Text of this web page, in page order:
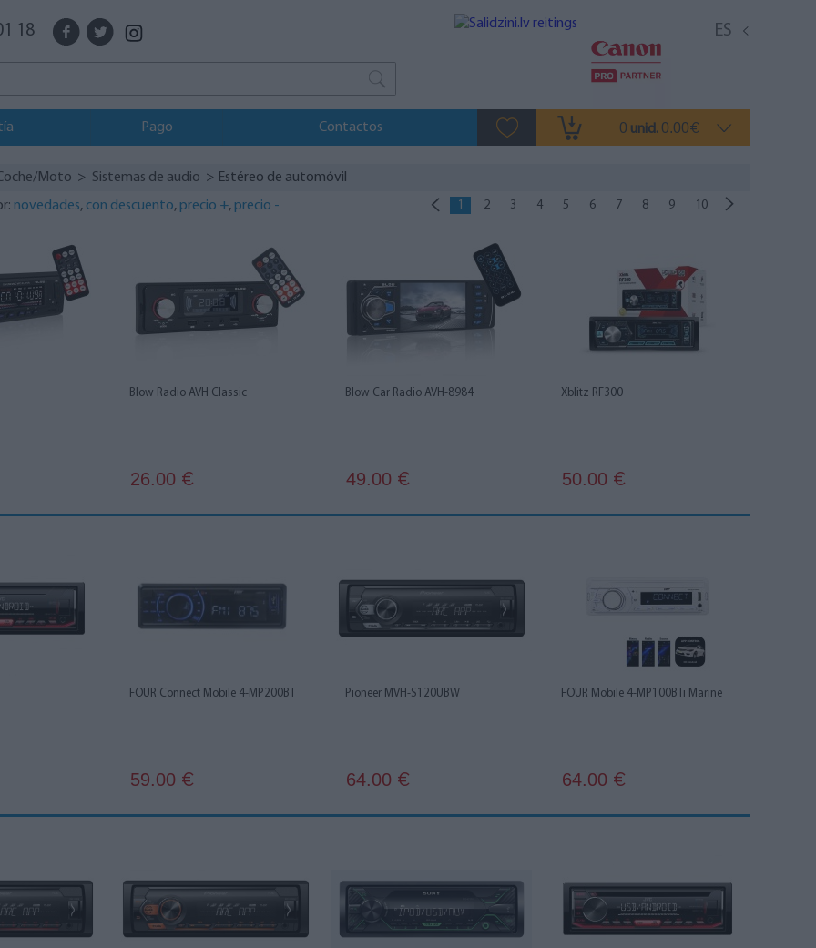
18 ES
Pago Contactos 0 unid. 0.00€
Moto > Sistemas de audio > Estéreo de automóvil
1 2 3 4 5 6 7 8 9 10
novedades, con descuento, precio +, precio -
Blow Radio AVH Classic
26.00 €
Blow Car Radio AVH-8984
49.00 €
Xblitz RF300
50.00 €
FOUR Connect Mobile 4-MP200BT
59.00 €
Pioneer MVH-S120UBW
64.00 €
FOUR Mobile 4-MP100BTi Marine
64.00 €